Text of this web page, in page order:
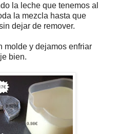
la leche que tenemos al
la mezcla hasta que
dejar de remover.
molde y dejamos enfriar
bien.